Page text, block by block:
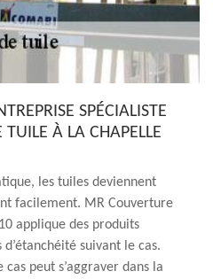
SPÉCIALISTE
À LA CHAPELLE
les tuiles deviennent
facilement. MR Couverture
applique des produits
suivant le cas.
peut s’aggraver dans la